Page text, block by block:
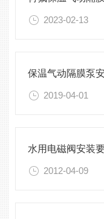
2023-02-13
保温气动隔膜泵
2019-04-01
水用电磁阀安装
2012-04-09